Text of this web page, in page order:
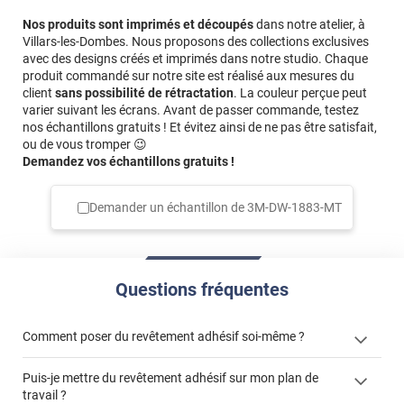
Nos produits sont imprimés et découpésdans notre atelier, à
Villars-les-Dombes. Nous proposons des collections exclusives
avec des designs créés et imprimés dans notre studio. Chaque
produit commandé sur notre site est réalisé aux mesures du
client sans possibilité de rétractation. La couleur perçue peut
varier suivant les écrans. Avant de passer commande, testez
nos échantillons gratuits ! Et évitez ainsi de ne pas être satisfait,
ou de vous tromper 😉
Demandez vos échantillons gratuits !
Demander un échantillon de3M-DW-1883-MT
Questions fréquentes
Comment poser du revêtement adhésif soi-même ?
« Comment poser un revêtement adhésif ? »
Puis-je mettre du revêtement adhésif sur mon plan de
travail ?